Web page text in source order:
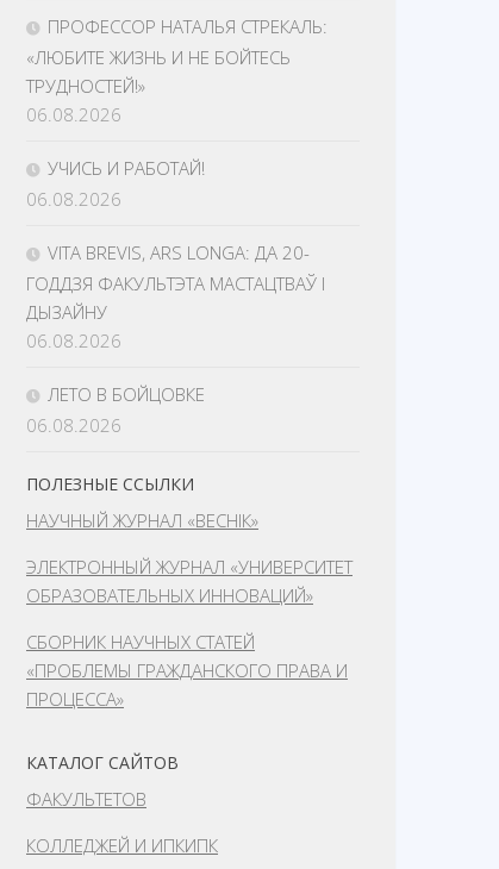
ПРОФЕССОР НАТАЛЬЯ СТРЕКАЛЬ:
«ЛЮБИТЕ ЖИЗНЬ И НЕ БОЙТЕСЬ
ТРУДНОСТЕЙ!»
06.08.2026
УЧИСЬ И РАБОТАЙ!
06.08.2026
VITA BREVIS, ARS LONGA: ДА 20-
ГОДДЗЯ ФАКУЛЬТЭТА МАСТАЦТВАЎ І
ДЫЗАЙНУ
06.08.2026
ЛЕТО В БОЙЦОВКЕ
06.08.2026
ПОЛЕЗНЫЕ ССЫЛКИ
НАУЧНЫЙ ЖУРНАЛ «ВЕСНІК»
ЭЛЕКТРОННЫЙ ЖУРНАЛ «УНИВЕРСИТЕТ
ОБРАЗОВАТЕЛЬНЫХ ИННОВАЦИЙ»
СБОРНИК НАУЧНЫХ СТАТЕЙ
«ПРОБЛЕМЫ ГРАЖДАНСКОГО ПРАВА И
ПРОЦЕССА»
КАТАЛОГ САЙТОВ
ФАКУЛЬТЕТОВ
КОЛЛЕДЖЕЙ И ИПКИПК